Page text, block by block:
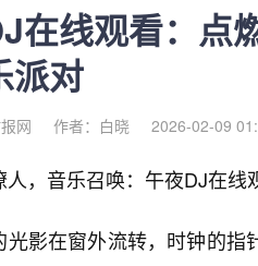
在线观看：点
派对
网 作者：白晓 2026-02-09
人，音乐召唤：午夜DJ在线
光影在窗外流转，时钟的指